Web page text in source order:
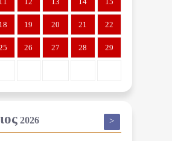
18 19 20 21 22
26 27 28 29
2026 >